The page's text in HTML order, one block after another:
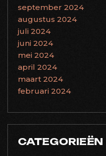
september 2024
augustus 2024
juli 2024
juni 2024
mei 2024
april 2024
maart 2024
februari 2024
CATEGORIEËN